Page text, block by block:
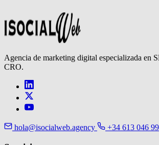
Agencia de marketing digital especializada en
CRO.
hola@isocialweb.agency +34 613 046